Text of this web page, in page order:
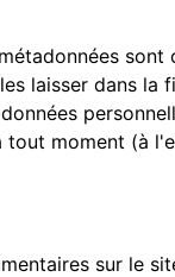
laisser dans
moment (à
sur le